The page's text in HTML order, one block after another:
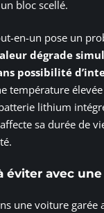
bloc scellé.
en-un pose un
dégrade
possibilité
température
lithium
sa durée de
éviter avec
une voiture garée